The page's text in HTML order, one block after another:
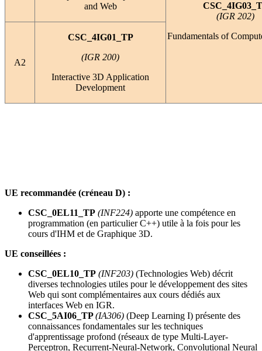
and Web
(IGR 202)
Fundamentals of
A2
CSC_4IG01_TP
(IGR 200)
Interactive 3D Application
Development
UE recommandée (créneau D) :
CSC_0EL11_TP (INF224) apporte une compétence en
programmation (en particulier C++) utile à la fois pour les
cours d'IHM et de Graphique 3D.
UE conseillées :
CSC_0EL10_TP (INF203) (Technologies Web) décrit
diverses technologies utiles pour le développement des sites
Web qui sont complémentaires aux cours dédiés aux
interfaces Web en IGR.
CSC_5AI06_TP(IA306) (Deep Learning I) présente des
connaissances fondamentales sur les techniques
d'apprentissage profond (réseaux de type Multi-Layer-
Perceptron, Recurrent-Neural-Network, Convolutional Neural